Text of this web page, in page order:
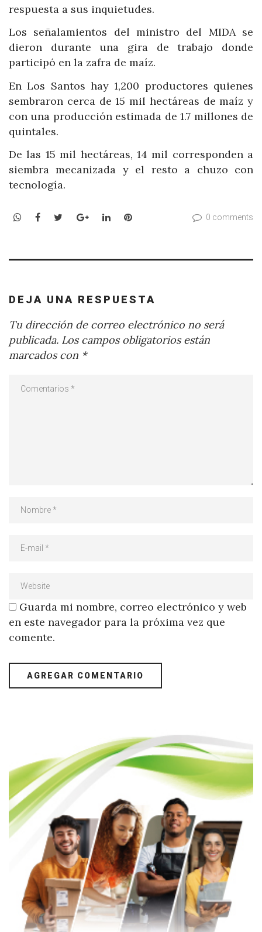
respuesta a sus inquietudes.
Los señalamientos del ministro del MIDA se
dieron durante una gira de trabajo donde
participó en la zafra de maíz.
En Los Santos hay 1,200 productores quienes
sembraron cerca de 15 mil hectáreas de maíz y
con una producción estimada de 1.7 millones de
quintales.
De las 15 mil hectáreas, 14 mil corresponden a
siembra mecanizada y el resto a chuzo con
tecnología.
WhatsApp
Facebook
TwitterGoogle+LinkedInPinterest 0 comments
DEJA UNA RESPUESTA
Tu dirección de correo electrónico no será
publicada. Los campos obligatorios están
marcados con *
Guarda mi nombre, correo electrónico y web
en este navegador para la próxima vez que
comente.